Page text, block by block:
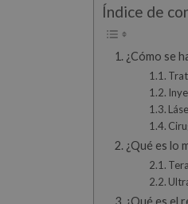
Índice de
¿Cómo se
¿Qué es lo
¿Qué es el